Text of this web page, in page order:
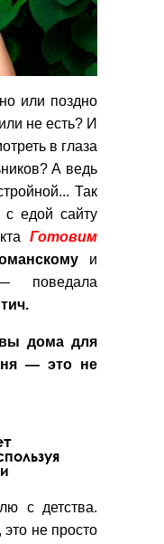
или поздно
не есть? И
в глаза
А ведь
Так
с едой сайту
Готовим
и
вы дома для
— это не
с детства.
не просто